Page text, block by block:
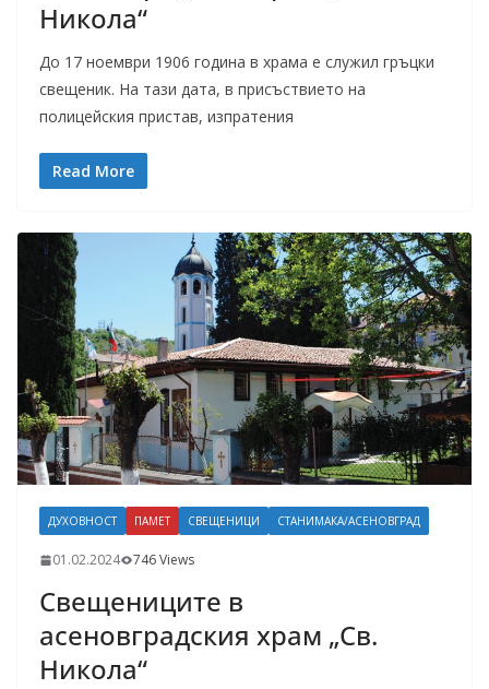
Никола“
До 17 ноември 1906 година в храма е служил гръцки
свещеник. На тази дата, в присъствието на
полицейския пристав, изпратения
Read More
ДУХОВНОСТ ПАМЕТ СВЕЩЕНИЦИ СТАНИМАКА/АСЕНОВГРАД
01.02.2024 746 Views
Свещениците в
асеновградския храм „Св.
Никола“